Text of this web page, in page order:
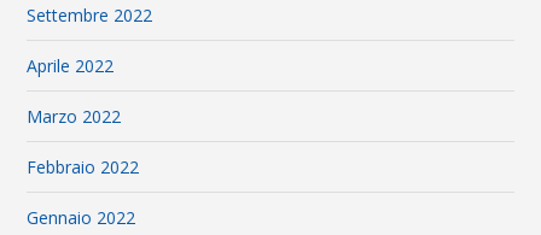
Settembre 2022
Aprile 2022
Marzo 2022
Febbraio 2022
Gennaio 2022